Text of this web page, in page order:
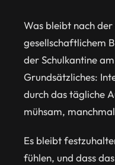
Was bleibt nach
gesellschaftlichem
der Schulkantine
Grundsätzliches:
durch das tägliche
mühsam,
Es bleibt
fühlen, und dass